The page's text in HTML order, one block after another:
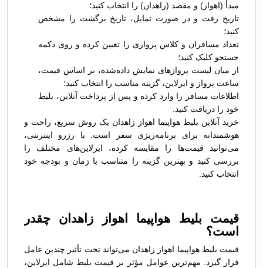
مبدأ (اهواز) و مقصد (زاهدان) را انتخاب کنید؛
تاریخ رفت و در صورت تمایل، تاریخ برگشت را مشخص
کنید؛
تعداد مسافران و کلاس پروازی را تعیین کرده و روی دکمه
جستجو کلیک کنید؛
از میان لیست پروازهای نمایش داده‌شده، بر اساس قیمت،
ساعت پرواز و ایرلاین، گزینه مناسب را انتخاب کنید؛
اطلاعات مسافر را وارد کرده و پس از پرداخت آنلاین، بلیط
خود را دریافت کنید.
خرید آنلاین بلیط هواپیما اهواز زاهدان یک روش سریع، راحت و
هوشمندانه برای برنامه‌ریزی سفر است. با رزرو اینترنتی،
می‌توانید قیمت‌ها را مقایسه کرده، ایرلاین‌های مختلف را
بررسی کنید و بهترین گزینه را متناسب با زمان و بودجه خود
انتخاب کنید.
قیمت بلیط هواپیما اهواز زاهدان چقدر
است؟
قیمت بلیط هواپیما اهواز زاهدان می‌تواند تحت تأثیر چندین عامل
قرار گیرد. مهم‌ترین عوامل مؤثر بر قیمت بلیط شامل ایرلاین،